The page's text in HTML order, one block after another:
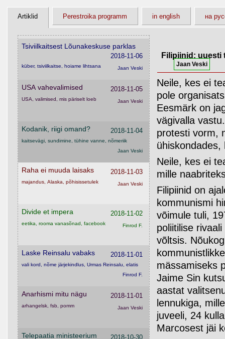
Artiklid Perestroika programm in english на
2018-11-07
huumor, jälgimisühiskond, mood, juggalo Finrod F
Tsiviilkaitsest Lõunakeskuse parklas
2018-11-06
küber, tsiviilkaitse, hoiame lihtsana Jaan Veski
USA vahevalimised 2018-11-05
USA, valimised, mis päriselt loeb Jaan Veski
Kodanik, riigi omand? 2018-11-04
kaitsevägi, sundimine, tühine vanne, nõmeriik
Jaan Veski
Raha ei muuda laisaks 2018-11-03
majandus, Alaska, põhisissetulek Jaan Veski
Divide et impera 2018-11-02
eetika, rooma vanasõnad, facebook Finrod F.
Laske Reinsalu vabaks 2018-11-01
vali kord, nõme järjekindlus, Urmas Reinsalu, elatis
Finrod F.
Anarhismi mitu nägu 2018-11-01
arhangelsk, fsb, pomm Jaan Veski
Telepaatia ministeerium 2018-10-30
Filipiinid: uuesti
Jaan Veski
Neile, kes ei
pole
Eesmärk on
vägivalla
protesti vorm,
Neile, kes ei
mille
Filipiinid on
kommunismi
võimule tuli,
poliitilise
võltsis.
mässamiseks
Jaime Sin
aastat
lennukiga,
juveeli, 24
Marcosest jäi